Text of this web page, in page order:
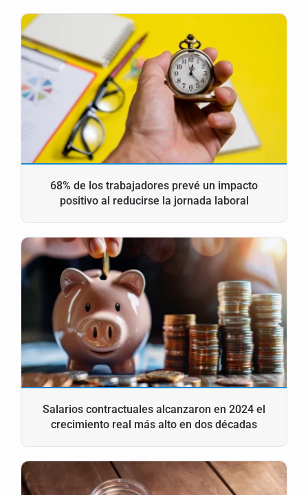
68% de los trabajadores prevé un impacto
positivo al reducirse la jornada laboral
Salarios contractuales alcanzaron en 2024 el
crecimiento real más alto en dos décadas